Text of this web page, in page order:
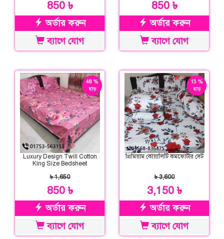
850 ৳
অর্ডার করুন
ব্যাগে যোগ
850 ৳
অর্ডার করুন
ব্যাগে যোগ
48 %
ছাড়
Luxury Design Twill Cotton
King Size Bedsheet
৳ 1,650
850 ৳
অর্ডার করুন
ব্যাগে যোগ
13 %
ছাড়
প্রিমিয়াম কোয়ালিটি কমফোর্টার সেট
৳ 3,600
3,150 ৳
অর্ডার করুন
ব্যাগে যোগ